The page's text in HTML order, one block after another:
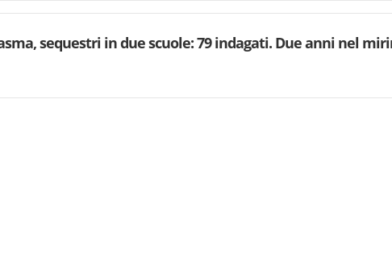
sequestri in due scuole: 79 indagati. Due anni nel